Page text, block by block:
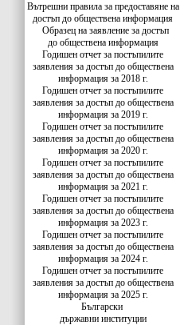
Вътрешни правила за предоставяне на
достъп до обществена информация
Образец на заявление за достъп
до обществена информация
Годишен отчет за постъпилите
заявления за достъп до обществена
информация за 2018 г.
Годишен отчет за постъпилите
заявления за достъп до обществена
информация за 2019 г.
Годишен отчет за постъпилите
заявления за достъп до обществена
информация за 2020 г.
Годишен отчет за постъпилите
заявления за достъп до обществена
информация за 2021 г.
Годишен отчет за постъпилите
заявления за достъп до обществена
информация за 2023 г.
Годишен отчет за постъпилите
заявления за достъп до обществена
информация за 2024 г.
Годишен отчет за постъпилите
заявления за достъп до обществена
информация за 2025 г.
Български
държавни институции